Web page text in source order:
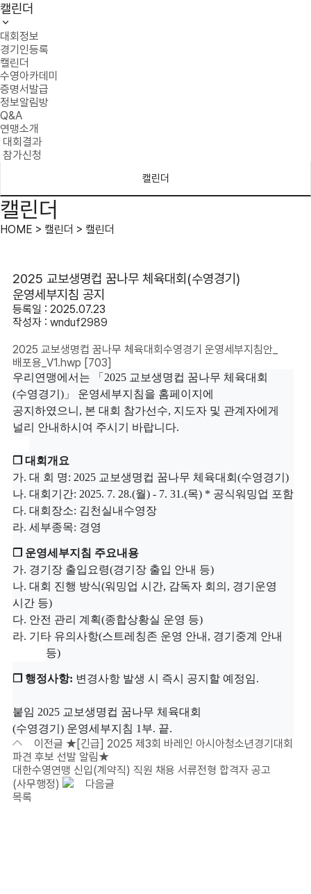
캘린더
대회정보
경기인등록
캘린더
수영아카데미
증명서발급
정보알림방
Q&A
연맹소개
대회결과
참가신청
캘린더
캘린더
HOME > 캘린더 > 캘린더
2025 교보생명컵 꿈나무 체육대회(수영경기)
운영세부지침 공지
등록일 : 2025.07.23
작성자 : wnduf2989
2025 교보생명컵 꿈나무 체육대회수영경기 운영세부지침안_
배포용_V1.hwp [703]
우리연맹에서는 「 2025 교보생명컵 꿈나무 체육대회
(수영경기)」 운영세부지침을 홈페이지에
공지하였으니 , 본 대회 참가선수, 지도자 및 관계자에게
널리 안내하시여 주시기 바랍니다.
❒ 대회개요
가. 대 회 명: 2025 교보생명컵 꿈나무 체육대회(수영경기)
나. 대회기간: 2025. 7. 28.(월) - 7. 31.(목) * 공식워밍업 포함
다. 대회장소: 김천실내수영장
라. 세부종목: 경영
❒ 운영세부지침 주요내용
가. 경기장 출입요령(경기장 출입 안내 등)
나. 대회 진행 방식(워밍업 시간, 감독자 회의 , 경기운영
시간 등)
다. 안전 관리 계획(종합상황실 운영 등)
라. 기타 유의사항(스트레칭존 운영 안내 , 경기중계 안내
등)
❒ 행정사항: 변경사항 발생 시 즉시 공지할 예정임.
붙임 2025 교보생명컵 꿈나무 체육대회
(수영경기)운영세부지침 1 부. 끝.
이전글 ★[긴급] 2025 제3회 바레인 아시아청소년경기대회
파견 후보 선발 알림★
대한수영연맹 신입(계약직) 직원 채용 서류전형 합격자 공고
(사무행정)
다음글
목록